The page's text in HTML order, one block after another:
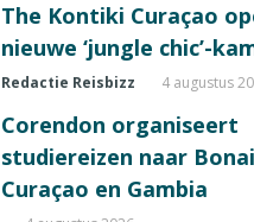
The Kontiki Curaçao
nieuwe ‘jungle chic’-
Redactie Reisbizz 4 augustus
Corendon organiseert
studiereizen naar
Curaçao en Gambia